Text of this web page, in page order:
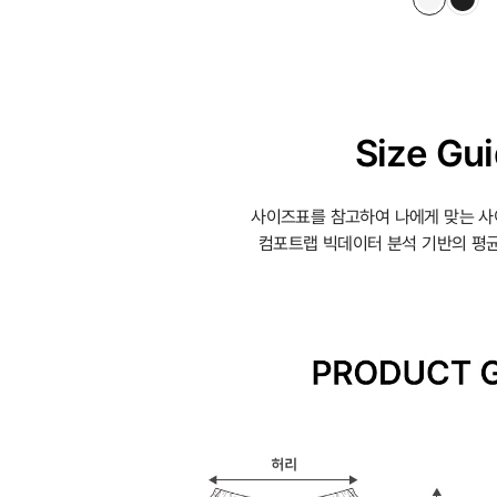
Size
사이즈표를 참고하여 나에게 맞는
컴포트랩 빅데이터 분석 기반의 평